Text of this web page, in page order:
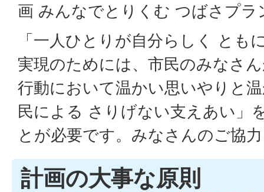
画 みんなでとりくむ つばさプラ
「一人ひとりが自分らしく とも
実現のためには、市民のみなさ
行動において温かい思いやりと
民による さりげない支えあい」
とが必要です。みなさんのご協
計画の大事な原則